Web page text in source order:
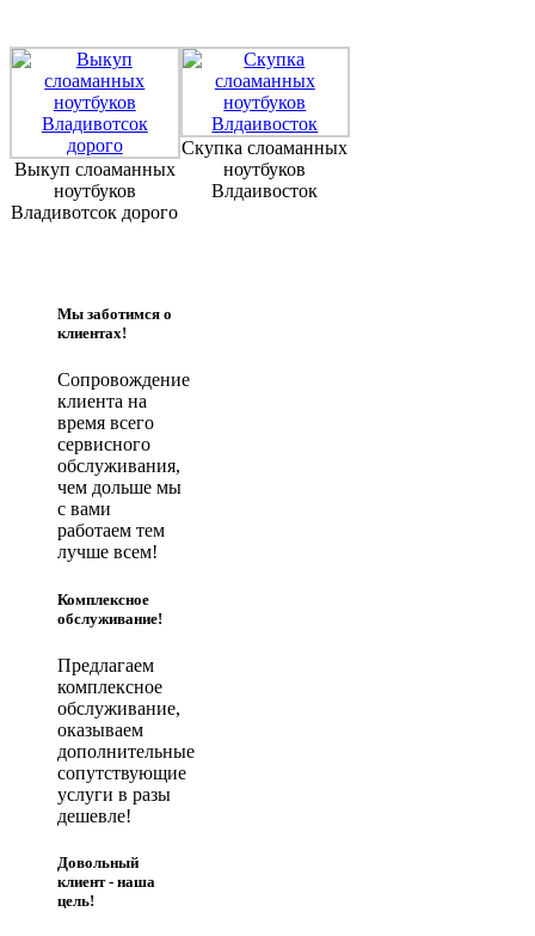
Выкуп слоаманных
ноутбуков
Владивотсок дорого
Скупка слоаманных
ноутбуков
Влдаивосток
Мы заботимся о
клиентах!
Сопровождение
клиента на
время всего
сервисного
обслуживания,
чем дольше мы
с вами
работаем тем
лучше всем!
Комплексное
обслуживание!
Предлагаем
комплексное
обслуживание,
оказываем
дополнительные
сопутствующие
услуги в разы
дешевле!
Довольный
клиент - наша
цель!